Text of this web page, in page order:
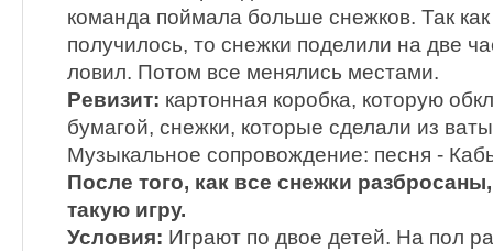
команда поймала больше снежков. Так
получилось, то снежки поделили на две
ловил. Потом все менялись местами.
Ревизит: картонная коробка, которую
бумагой, снежки, которые сделали из
Музыкальное сопровождение: песня -
После того, как все снежки
такую игру.
Условия: Играют по двое детей. На пол